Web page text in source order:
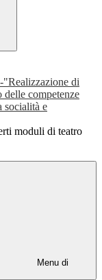
di
competenze
socialità e
moduli di teatro
Menu di